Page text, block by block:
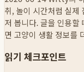
취, 놀이 시간처럼 실제
저 봅니다. 글을 인용할
면 고양이 생활 정보를
읽기 체크포인트